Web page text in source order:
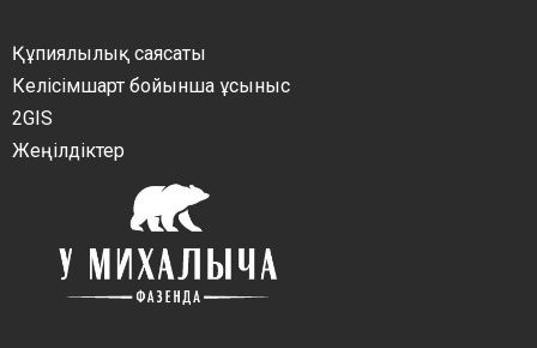
Құпиялылық саясаты
Келісімшарт бойынша ұсыныс
2GIS
Жеңілдіктер